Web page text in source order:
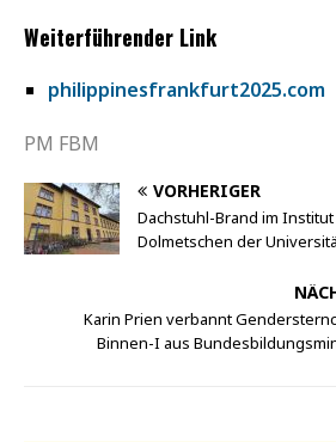
Weiterführender Link
philippinesfrankfurt2025.com
PM FBM
VORHERIGER
Dachstuhl-Brand im
Dolmetschen der
Karin Prien verbannt
Binnen-I aus